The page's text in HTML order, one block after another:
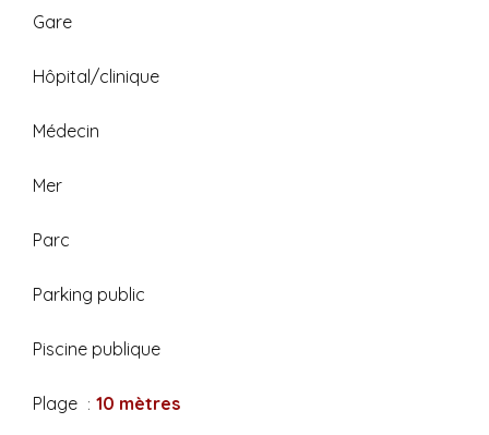
Gare
Hôpital/clinique
Médecin
Mer
Parc
Parking public
Piscine publique
Plage 10 mètres